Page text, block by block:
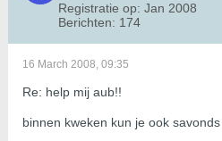
Registratie op: Jan 2008
Berichten: 174
16 March 2008, 09:35
Re: help mij aub!!
binnen kweken kun je ook